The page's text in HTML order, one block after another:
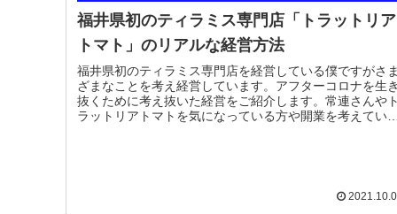
福井県初のティラミス専門店「トラットリア
トマト」のリアルな経営方法
福井県初のティラミス専門店を経営している僕ですがさ
ざまなことを考え経営しています。アフターコロナを生
抜くために考え抜いた経営をご紹介します。常連さんや
ラットリアトマトを気になっている方や開業を考えてい